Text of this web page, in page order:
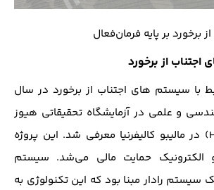
بر پایه فرمان‌فعال
از برخورد
با سیستم های اجتناب از برخورد در سال
و علمی در آزمایشگاه تحقیقاتی هیوز
(Hughes Electronics) در مالیبو کالیفرنیا معرفی شد. این پروژه
حمایت مالی می‌شد. سیستم
رادار مبنا بود که این تکنولوژی به